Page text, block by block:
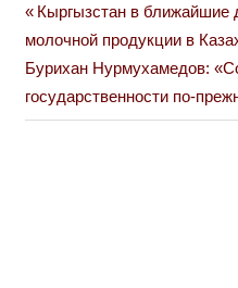
Навигация
по
записям
Previous
Post:
Кыргызстан в ближайшие
молочной продукции в
Next
Post:
Бурихан Нурмухамедов:
государственности по-